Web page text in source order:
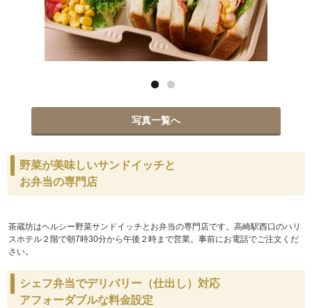
写真一覧へ
野菜が美味しいサンドイッチと
お弁当の専門店
茶蔵坊はヘルシー野菜サンドイッチとお弁当の専門店です。高崎駅西口のハリ
スホテル２階で朝7時30分から午後２時まで営業。事前にお電話でご注文くだ
さい。
シェフ弁当でデリバリー（仕出し）対応
アフォーダブルな料金設定